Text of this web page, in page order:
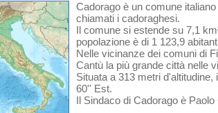
Cadorago è un comune italiano
chiamati i cadoraghesi.
Il comune si estende su 7,1
popolazione è di 1 123,9
Nelle vicinanze dei comuni di
Cantù la più grande città nelle
Situata a 313 metri
60'' Est.
Il Sindaco di Cadorago è Paolo